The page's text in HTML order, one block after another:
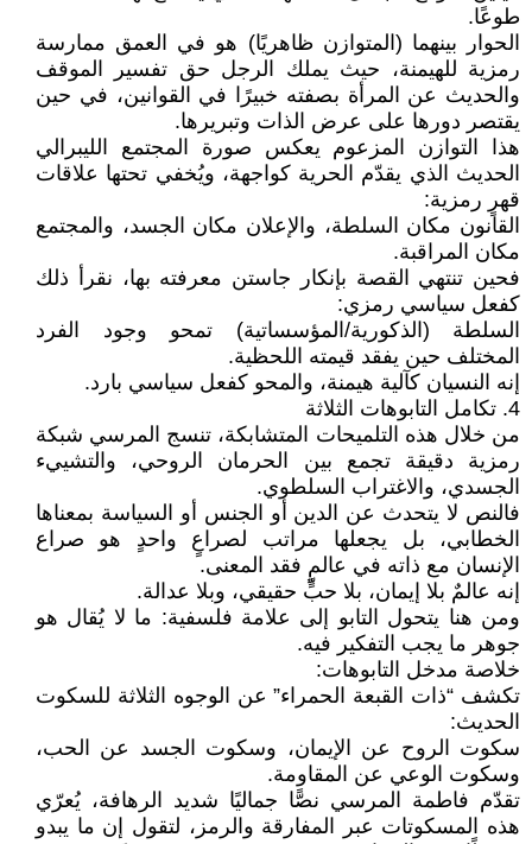
طوعًا.
الحوار بينهما (المتوازن ظاهريًا) هو في العمق ممارسة
رمزية للهيمنة، حيث يملك الرجل حق تفسير الموقف
والحديث عن المرأة بصفته خبيرًا في القوانين، في حين
يقتصر دورها على عرض الذات وتبريرها.
هذا التوازن المزعوم يعكس صورة المجتمع الليبرالي
الحديث الذي يقدّم الحرية كواجهة، ويُخفي تحتها علاقات
قهرٍ رمزية:
القانون مكان السلطة، والإعلان مكان الجسد، والمجتمع
مكان المراقبة.
فحين تنتهي القصة بإنكار جاستن معرفته بها، نقرأ ذلك
كفعل سياسي رمزي:
السلطة (الذكورية/المؤسساتية) تمحو وجود الفرد
المختلف حين يفقد قيمته اللحظية.
إنه النسيان كآلية هيمنة، والمحو كفعل سياسي بارد.
4. تكامل التابوهات الثلاثة
من خلال هذه التلميحات المتشابكة، تنسج المرسي شبكة
رمزية دقيقة تجمع بين الحرمان الروحي، والتشييء
الجسدي، والاغتراب السلطوي.
فالنص لا يتحدث عن الدين أو الجنس أو السياسة بمعناها
الخطابي، بل يجعلها مراتب لصراعٍ واحدٍ هو صراع
الإنسان مع ذاته في عالمٍ فقد المعنى.
إنه عالمٌ بلا إيمان، بلا حبٍّ حقيقي، وبلا عدالة.
ومن هنا يتحول التابو إلى علامة فلسفية: ما لا يُقال هو
جوهر ما يجب التفكير فيه.
خلاصة مدخل التابوهات:
تكشف “ذات القبعة الحمراء” عن الوجوه الثلاثة للسكوت
الحديث:
سكوت الروح عن الإيمان، وسكوت الجسد عن الحب،
وسكوت الوعي عن المقاومة.
تقدّم فاطمة المرسي نصًّا جماليًا شديد الرهافة، يُعرّي
هذه المسكوتات عبر المفارقة والرمز، لتقول إن ما يبدو